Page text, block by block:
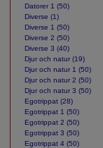
Datorer 1 (50)
Diverse (1)
Diverse 1 (50)
Diverse 2 (50)
Diverse 3 (40)
Djur och natur (19)
Djur och natur 1 (50)
Djur och natur 2 (50)
Djur och natur 3 (50)
Egotrippat (28)
Egotrippat 1 (50)
Egotrippat 2 (50)
Egotrippat 3 (50)
Egotrippat 4 (50)